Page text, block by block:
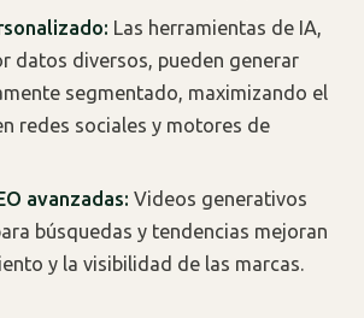
Las herramientas de IA,
datos diversos, pueden generar
segmentado, maximizando el
redes sociales y motores de
avanzadas: Videos generativos
búsquedas y tendencias mejoran
y la visibilidad de las marcas.